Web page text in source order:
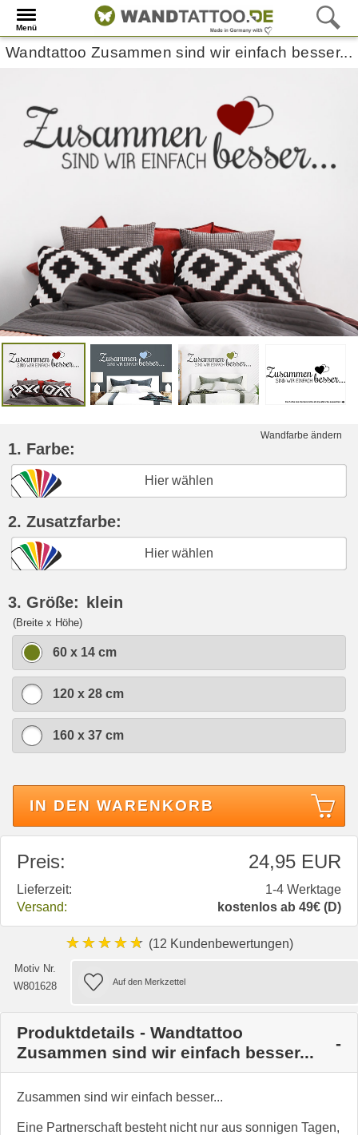
Menü
Wandtattoo Zusammen sind wir einfach besser...
Wandfarbe ändern
1. Farbe:
Hier wählen
2. Zusatzfarbe:
Hier wählen
3. Größe: klein
(Breite x Höhe)
60 x 14 cm
120 x 28 cm
160 x 37 cm
IN DEN WARENKORB
Preis: 24,95 EUR
Lieferzeit:
1-4 Werktage
Versand:
kostenlos ab 49€ (D)
★★★★★ (12 Kundenbewertungen)
Motiv Nr.
W801628
Produktdetails - Wandtattoo
Zusammen sind wir einfach besser...
Zusammen sind wir einfach besser...
Eine Partnerschaft besteht nicht nur aus sonnigen Tagen,